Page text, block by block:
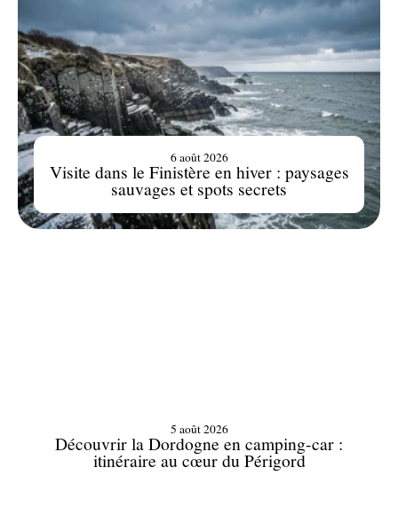
Visite dans le Finistère en hiver : paysages
sauvages et spots secrets
6 août 2026
Découvrir la Dordogne en camping-car :
itinéraire au cœur du Périgord
5 août 2026